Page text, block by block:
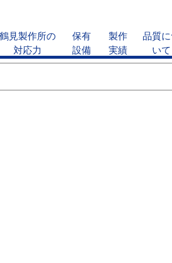
鶴見製作所の
対応力
保有
設備
製作
実績
品質
いて